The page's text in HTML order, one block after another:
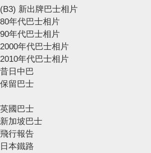
(B3) 新出牌巴士相片
80年代巴士相片
90年代巴士相片
2000年代巴士相片
2010年代巴士相片
昔日中巴
保留巴士
英國巴士
新加坡巴士
飛行報告
日本鐵路